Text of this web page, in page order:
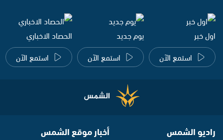
اول خبر
استمع الآن
يوم جديد
استمع الآن
الحصاد الاخباري
استمع الآن
راديو الشمس أخبار موقع الشمس